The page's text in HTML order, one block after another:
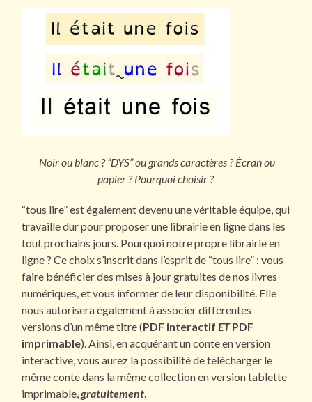
Noir ou blanc ? “DYS” ou grands caractères ? Écran ou
papier ? Pourquoi choisir ?
“tous lire” est également devenu une véritable équipe, qui
travaille dur pour proposer une librairie en ligne dans les
tout prochains jours. Pourquoi notre propre librairie en
ligne ? Ce choix s’inscrit dans l’esprit de “tous lire” : vous
faire bénéficier des mises à jour gratuites de nos livres
numériques, et vous informer de leur disponibilité. Elle
nous autorisera également à associer différentes
versions d’un même titre (PDF interactifETPDF
imprimable). Ainsi, en acquérant un conte en version
interactive, vous aurez la possibilité de télécharger le
même conte dans la même collection en version tablette
imprimable,gratuitement.